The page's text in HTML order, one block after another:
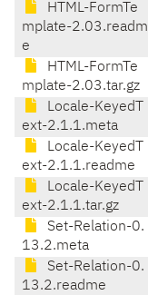
HTML-FormTe
mplate-2.03.readm
e
HTML-FormTe
mplate-2.03.tar.gz
Locale-KeyedT
ext-2.1.1.meta
Locale-KeyedT
ext-2.1.1.readme
Locale-KeyedT
ext-2.1.1.tar.gz
Set-Relation-0.
13.2.meta
Set-Relation-0.
13.2.readme